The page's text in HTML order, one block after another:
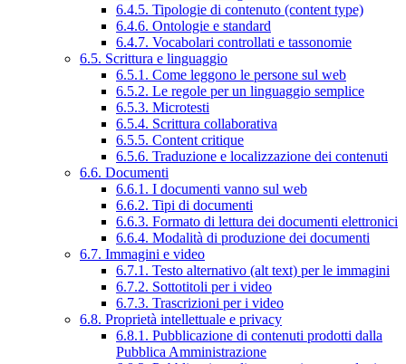
6.4.5. Tipologie di contenuto (content type)
6.4.6. Ontologie e standard
6.4.7. Vocabolari controllati e tassonomie
6.5. Scrittura e linguaggio
6.5.1. Come leggono le persone sul web
6.5.2. Le regole per un linguaggio semplice
6.5.3. Microtesti
6.5.4. Scrittura collaborativa
6.5.5. Content critique
6.5.6. Traduzione e localizzazione dei contenuti
6.6. Documenti
6.6.1. I documenti vanno sul web
6.6.2. Tipi di documenti
6.6.3. Formato di lettura dei documenti elettronici
6.6.4. Modalità di produzione dei documenti
6.7. Immagini e video
6.7.1. Testo alternativo (alt text) per le immagini
6.7.2. Sottotitoli per i video
6.7.3. Trascrizioni per i video
6.8. Proprietà intellettuale e privacy
6.8.1. Pubblicazione di contenuti prodotti dalla
Pubblica Amministrazione